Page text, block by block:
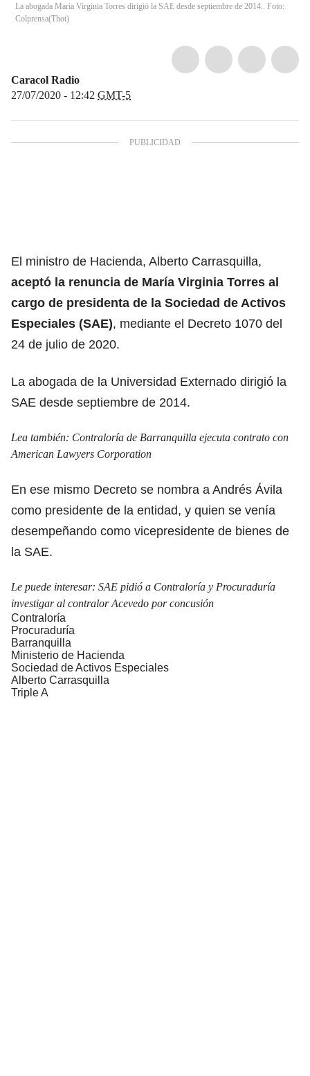
La abogada Maria Virginia Torres dirigió la SAE desde septiembre de 2014.. Foto:
Colprensa(Thot)
Caracol Radio
27/07/2020 - 12:42 GMT-5
El ministro de Hacienda, Alberto Carrasquilla,
aceptó la renuncia de María Virginia Torres al
cargo de presidenta de la Sociedad de Activos
Especiales (SAE), mediante el Decreto 1070 del
24 de julio de 2020.
La abogada de la Universidad Externado dirigió la
SAE desde septiembre de 2014.
Lea también: Contraloría de Barranquilla ejecuta contrato con
American Lawyers Corporation
En ese mismo Decreto se nombra a Andrés Ávila
como presidente de la entidad, y quien se venía
desempeñando como vicepresidente de bienes de
la SAE.
Le puede interesar: SAE pidió a Contraloría y Procuraduría
investigar al contralor Acevedo por concusión
Contraloría
Procuraduría
Barranquilla
Ministerio de Hacienda
Sociedad de Activos Especiales
Alberto Carrasquilla
Triple A